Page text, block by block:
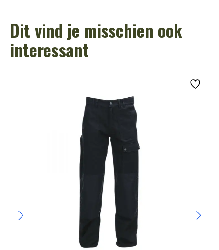
Dit vind je misschien ook
interessant